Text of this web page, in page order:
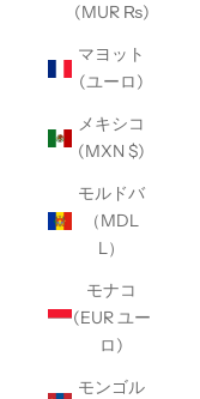
(MUR ₨)
マヨット
(ユーロ)
メキシコ
(MXN $)
モルドバ
（MDL
L）
モナコ
(EUR ユー
ロ)
モンゴル